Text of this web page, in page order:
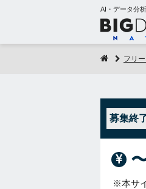
AI・データ分
フリ
募集終
※本サ